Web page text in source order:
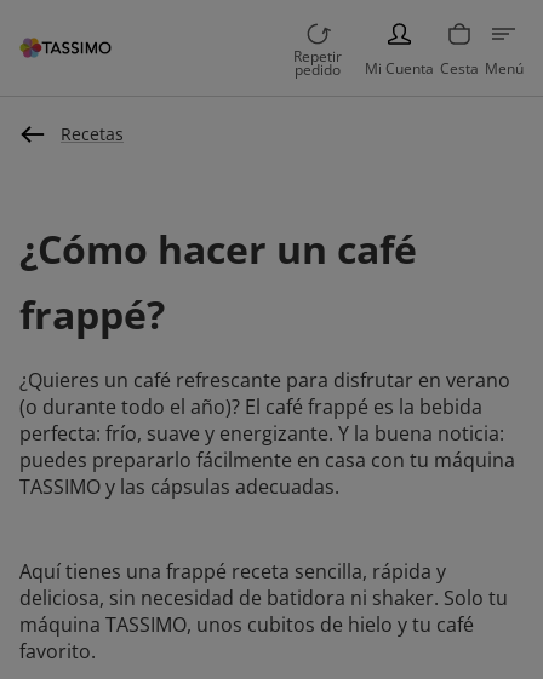
Repetir
pedido
PERSON
Mi Cuenta Cesta Menú
Recetas
¿Cómo hacer un café
frappé?
¿Quieres un café refrescante para disfrutar en verano
(o durante todo el año)? El café frappé es la bebida
perfecta: frío, suave y energizante. Y la buena noticia:
puedes prepararlo fácilmente en casa con tu máquina
TASSIMO y las cápsulas adecuadas.
Aquí tienes una frappé receta sencilla, rápida y
deliciosa, sin necesidad de batidora ni shaker. Solo tu
máquina TASSIMO, unos cubitos de hielo y tu café
favorito.